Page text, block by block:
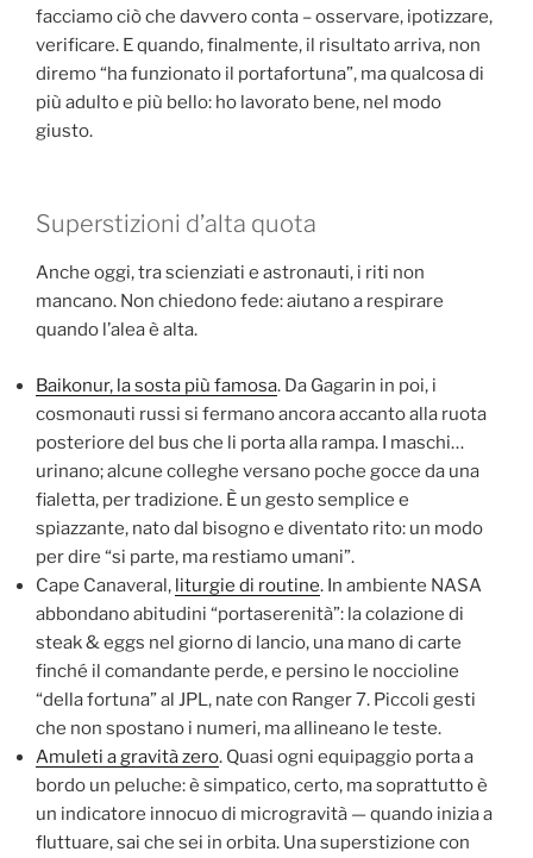
facciamo ciò che davvero conta – osservare, ipotizzare,
verificare. E quando, finalmente, il risultato arriva, non
diremo “ha funzionato il portafortuna”, ma qualcosa di
più adulto e più bello: ho lavorato bene, nel modo
giusto.
Superstizioni d’alta quota
Anche oggi, tra scienziati e astronauti, i riti non
mancano. Non chiedono fede: aiutano a respirare
quando l’alea è alta.
Baikonur, la sosta più famosa. Da Gagarin in poi, i
cosmonauti russi si fermano ancora accanto alla ruota
posteriore del bus che li porta alla rampa. I maschi…
urinano; alcune colleghe versano poche gocce da una
fialetta, per tradizione. È un gesto semplice e
spiazzante, nato dal bisogno e diventato rito: un modo
per dire “si parte, ma restiamo umani”.
Cape Canaveral, liturgie di routine. In ambiente NASA
abbondano abitudini “portaserenità”: la colazione di
steak & eggs nel giorno di lancio, una mano di carte
finché il comandante perde, e persino le noccioline
“della fortuna” al JPL, nate con Ranger 7. Piccoli gesti
che non spostano i numeri, ma allineano le teste.
Amuleti a gravità zero. Quasi ogni equipaggio porta a
bordo un peluche: è simpatico, certo, ma soprattutto è
un indicatore innocuo di microgravità — quando inizia a
fluttuare, sai che sei in orbita. Una superstizione con